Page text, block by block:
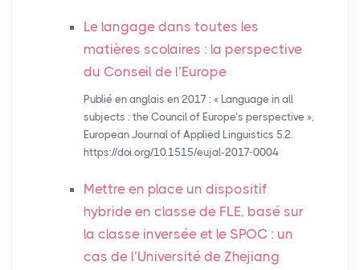
Le langage dans toutes les
matières scolaires : la perspective
du Conseil de l’Europe
Publié en anglais en 2017 : « Language in all
subjects : the Council of Europe’s perspective »,
European Journal of Applied Linguistics 5.2.
https://doi.org/10.1515/eujal-2017-0004
Mettre en place un dispositif
hybride en classe de FLE, basé sur
la classe inversée et le SPOC : un
cas de l’Université de Zhejiang